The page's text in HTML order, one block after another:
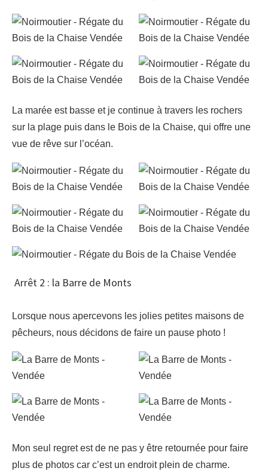
La marée est basse et je continue à travers les rochers
sur la plage puis dans le Bois de la Chaise, qui offre une
vue de rêve sur l’océan.
Arrêt 2 : la Barre de Monts
Lorsque nous apercevons les jolies petites maisons de
pêcheurs, nous décidons de faire un pause photo !
Mon seul regret est de ne pas y être retournée pour faire
plus de photos car c’est un endroit plein de charme.